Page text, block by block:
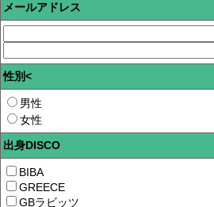
メールアドレス
性別<
男性
女性
出身DISCO
BIBA
GREECE
GBラビッツ